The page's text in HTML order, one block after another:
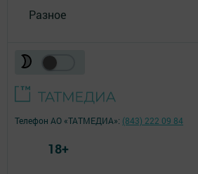
Разное
Телефон АО «ТАТМЕДИА»: (843) 222 09 84
18+